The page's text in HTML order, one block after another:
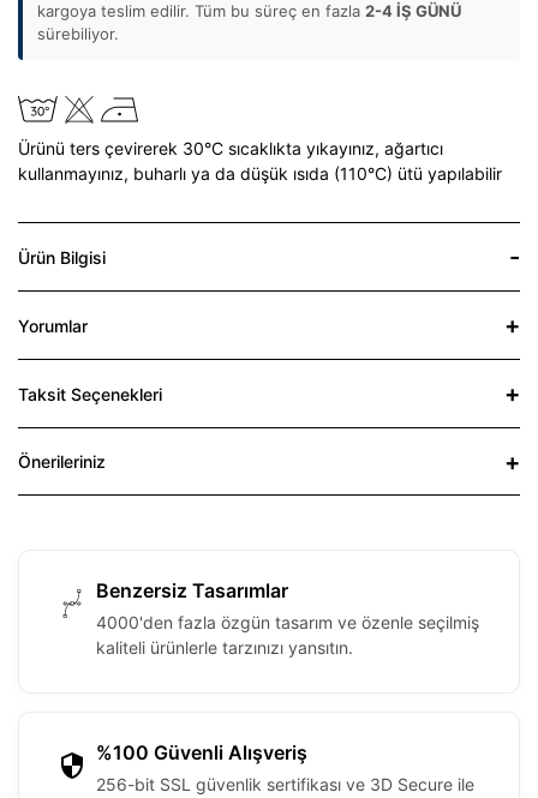
kargoya teslim edilir. Tüm bu süreç en fazla 2-4 İŞ GÜNÜ
sürebiliyor.
Ürünü ters çevirerek 30°C sıcaklıkta yıkayınız, ağartıcı
kullanmayınız, buharlı ya da düşük ısıda (110°C) ütü yapılabilir
Ürün Bilgisi
Yorumlar
Taksit Seçenekleri
Önerileriniz
Benzersiz Tasarımlar
4000'den fazla özgün tasarım ve özenle seçilmiş
kaliteli ürünlerle tarzınızı yansıtın.
%100 Güvenli Alışveriş
256-bit SSL güvenlik sertifikası ve 3D Secure ile